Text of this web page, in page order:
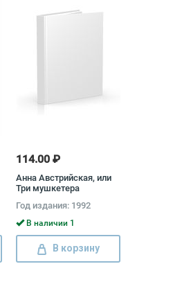
114.00 ₽
Анна Австрийская, или
Три мушкетера
2 книг) Георг Борн
Год издания: 1992
В наличии 1
В корзину